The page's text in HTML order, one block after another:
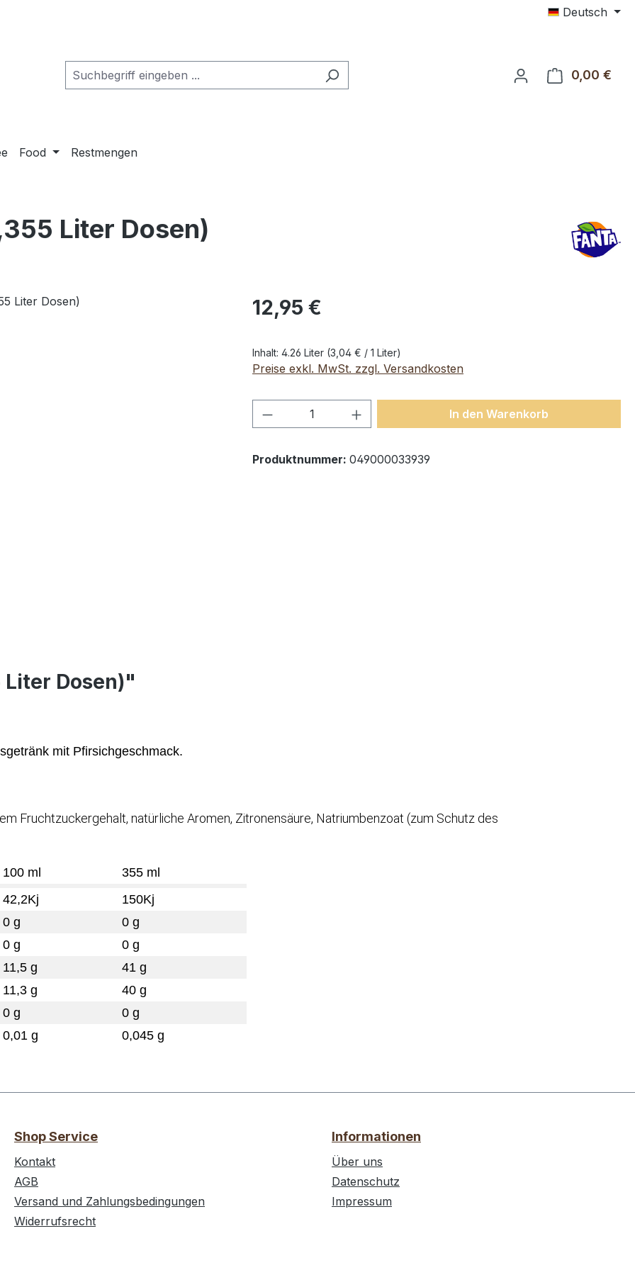
Deutsch
0,00 €
Food Restmengen
Liter Dosen)
12,95 €
Inhalt: 4.26 Liter (3,04 € / 1 Liter)
Preise exkl. MwSt. zzgl. Versandkosten
Produkt Anzahl: Gib den gewünschten Wert
In den Warenkorb
Produktnummer: 049000033939
Liter Dosen)"
mit Pfirsichgeschmack.
Fruchtzuckergehalt, natürliche Aromen, Zitronensäure, Natriumbenzoat (zum Schutz des
100 ml
355 ml
42,2Kj
150Kj
0 g
0 g
0 g
0 g
11,5 g
41 g
11,3 g
40 g
0 g
0 g
0,01 g 0,045 g
Shop Service
Kontakt
AGB
Versand und Zahlungsbedingungen
Widerrufsrecht
Informationen
Über uns
Datenschutz
Impressum